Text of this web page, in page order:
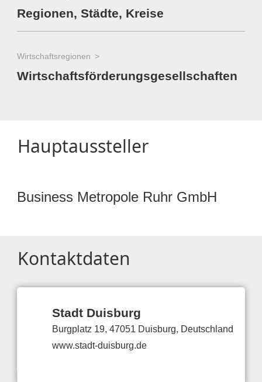
Regionen, Städte, Kreise
Wirtschaftsregionen
Wirtschaftsförderungsgesellschaften
Hauptaussteller
Business Metropole Ruhr GmbH
Kontaktdaten
Stadt Duisburg
Burgplatz 19, 47051 Duisburg, Deutschland
www.stadt-duisburg.de